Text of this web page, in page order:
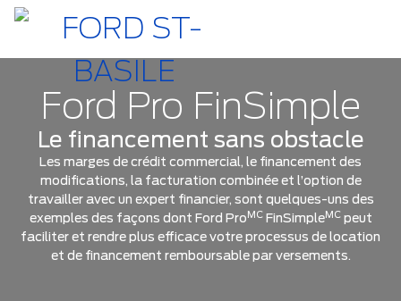
Ford Pro FinSimple
Le financement sans obstacle
Les marges de crédit commercial, le financement des
modifications, la facturation combinée et l’option de
travailler avec un expert financier, sont quelques-uns des
exemples des façons dont Ford ProMCFinSimpleMCpeut
faciliter et rendre plus efficace votre processus de location
et de financement remboursable par versements.